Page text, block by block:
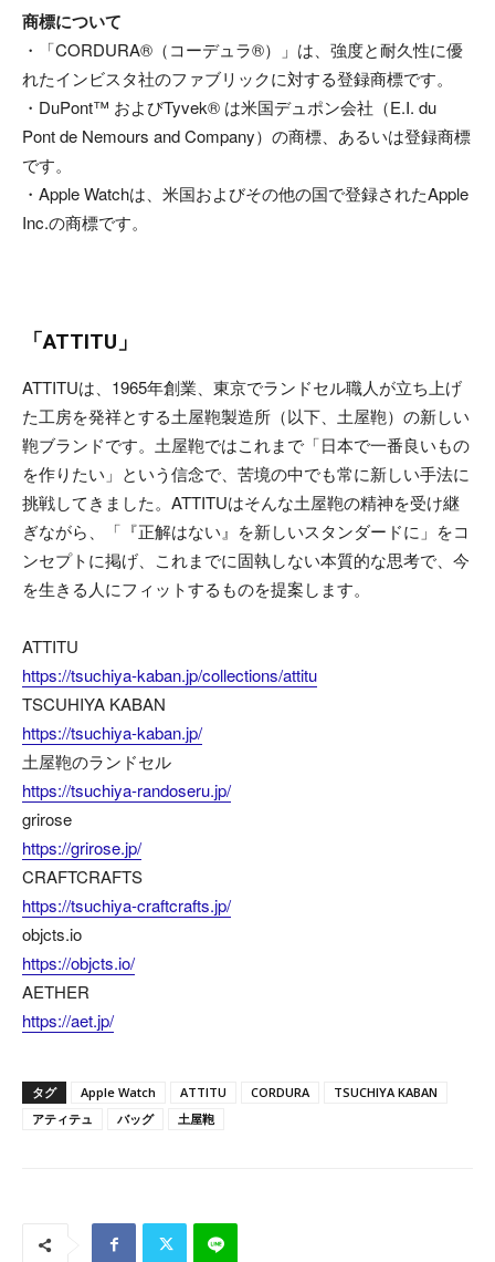
商標について
・「CORDURA®（コーデュラ®）」は、強度と耐久性に優
れたインビスタ社のファブリックに対する登録商標です。
・DuPont™ およびTyvek® は米国デュポン会社（E.I. du
Pont de Nemours and Company）の商標、あるいは登録商標
です。
・Apple Watchは、米国およびその他の国で登録されたApple
Inc.の商標です。
「ATTITU」
ATTITUは、1965年創業、東京でランドセル職人が立ち上げ
た工房を発祥とする土屋鞄製造所（以下、土屋鞄）の新しい
鞄ブランドです。土屋鞄ではこれまで「日本で一番良いもの
を作りたい」という信念で、苦境の中でも常に新しい手法に
挑戦してきました。ATTITUはそんな土屋鞄の精神を受け継
ぎながら、「『正解はない』を新しいスタンダードに」をコ
ンセプトに掲げ、これまでに固執しない本質的な思考で、今
を生きる人にフィットするものを提案します。
ATTITU
https://tsuchiya-kaban.jp/collections/attitu
TSCUHIYA KABAN
https://tsuchiya-kaban.jp/
土屋鞄のランドセル
https://tsuchiya-randoseru.jp/
grirose
https://grirose.jp/
CRAFTCRAFTS
https://tsuchiya-craftcrafts.jp/
objcts.io
https://objcts.io/
AETHER
https://aet.jp/
タグ Apple Watch ATTITU CORDURA
TSUCHIYA KABAN
アティテュ
バッグ 土屋鞄